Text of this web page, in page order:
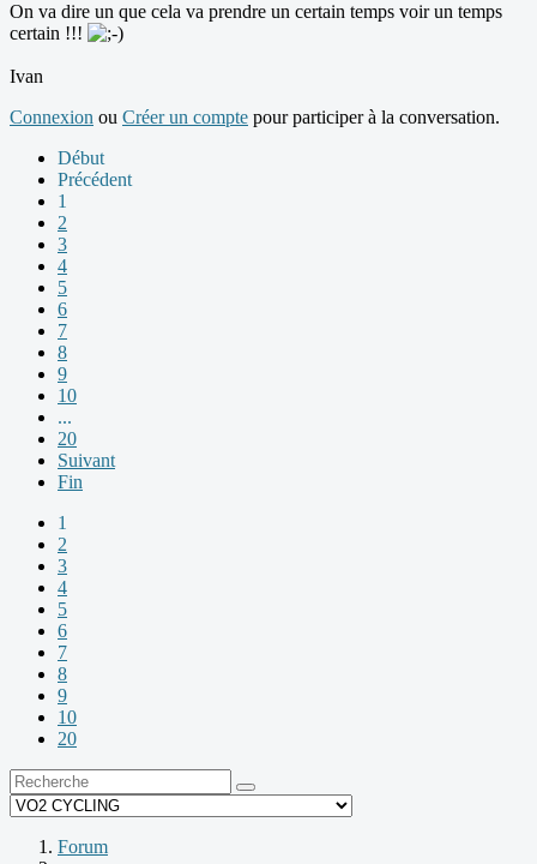
On va dire un que cela va prendre un certain temps voir un temps
certain !!!
Ivan
Connexion ou Créer un compte pour participer à la conversation.
Début
Précédent
1
2
3
4
5
6
7
8
9
10
...
20
Suivant
Fin
1
2
3
4
5
6
7
8
9
10
20
Forum